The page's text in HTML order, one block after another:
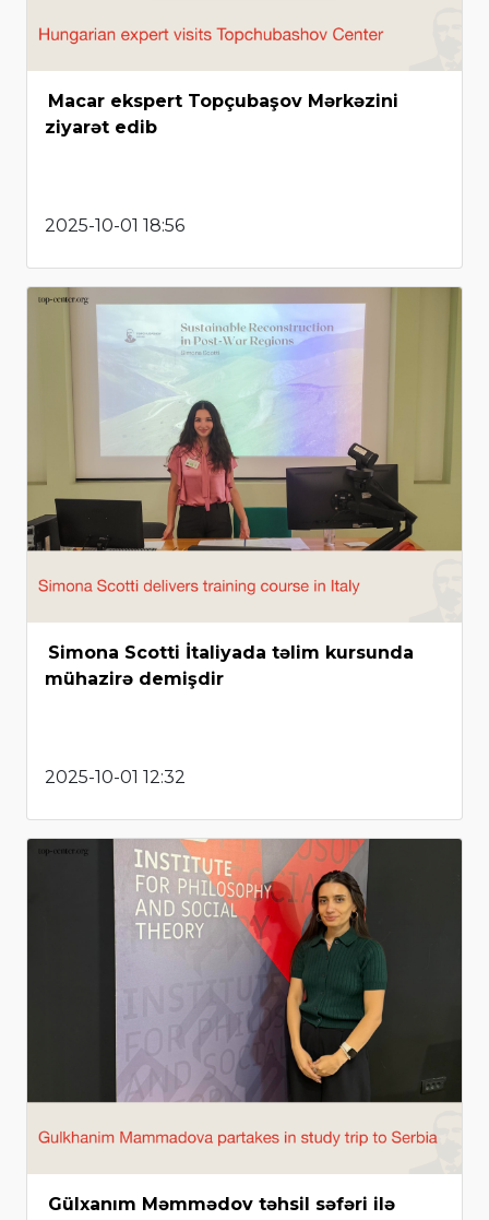
Macar ekspert Topçubaşov Mərkəzini
ziyarət edib
2025-10-01 18:56
Simona Scotti İtaliyada təlim kursunda
mühazirə demişdir
2025-10-01 12:32
Gülxanım Məmmədov təhsil səfəri ilə